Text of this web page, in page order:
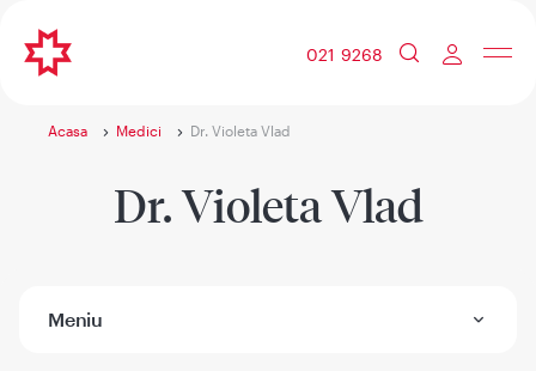
021 9268
Acasa Medici Dr. Violeta Vlad
Dr. Violeta Vlad
Meniu